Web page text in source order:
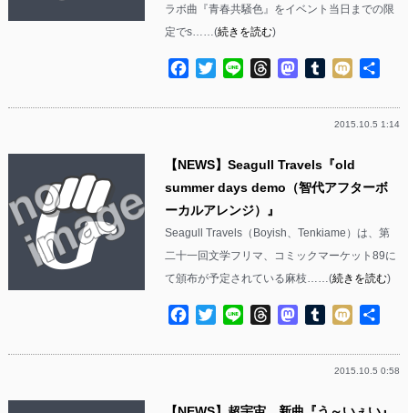
ラボ曲『青春共騒色』をイベント当日までの限
定でs……(続きを読む)
Facebook
TwitterLine ThreadsMastodon
Tumblr
Mixi
2015.10.5 1:14
【NEWS】Seagull Travels『old
summer days demo（智代アフターボ
ーカルアレンジ）』
Seagull Travels（Boyish、Tenkiame）は、第
二十一回文学フリマ、コミックマーケット89に
て頒布が予定されている麻枝……(続きを読む)
Facebook
TwitterLine ThreadsMastodon
Tumblr
Mixi
2015.10.5 0:58